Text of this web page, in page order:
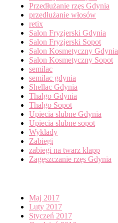
Przedłużanie rzęs Gdynia
przedłużanie włosów
retix
Salon Fryzjerski Gdynia
Salon Fryzjerski Sopot
Salon Kosmetyczny Gdynia
Salon Kosmetyczny Sopot
semilac
semilac gdynia
Shellac Gdynia
Thalgo Gdynia
Thalgo Sopot
Upiecia slubne Gdynia
Upiecia slubne sopot
Wyklady
Zabiegi
zabiegi na twarz klapp
Zagęszczanie rzęs Gdynia
Maj 2017
Luty 2017
Styczeń 2017